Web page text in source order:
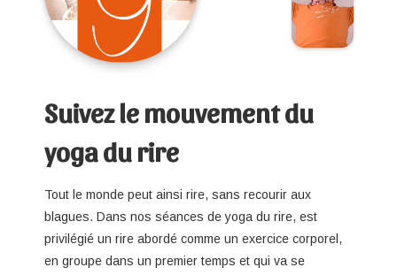
Suivez le mouvement du
yoga du rire
Tout le monde peut ainsi rire, sans recourir aux
blagues. Dans nos séances de yoga du rire, est
privilégié un rire abordé comme un exercice corporel,
en groupe dans un premier temps et qui va se